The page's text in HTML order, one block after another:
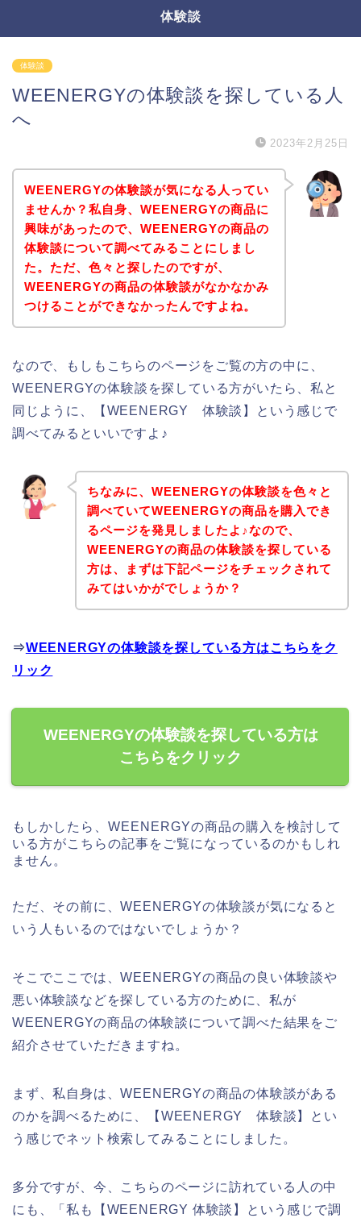
体験談
体験談
WEENERGYの体験談を探している人
へ
2023年2月25日
WEENERGYの体験談が気になる人ってい
ませんか？私自身、WEENERGYの商品に
興味があったので、WEENERGYの商品の
体験談について調べてみることにしまし
た。ただ、色々と探したのですが、
WEENERGYの商品の体験談がなかなかみ
つけることができなかったんですよね。
なので、もしもこちらのページをご覧の方の中に、
WEENERGYの体験談を探している方がいたら、私と
同じように、【WEENERGY 体験談】という感じで
調べてみるといいですよ♪
ちなみに、WEENERGYの体験談を色々と
調べていてWEENERGYの商品を購入でき
るページを発見しましたよ♪なので、
WEENERGYの商品の体験談を探している
方は、まずは下記ページをチェックされて
みてはいかがでしょうか？
⇒WEENERGYの体験談を探している方はこちらをク
リック
WEENERGYの体験談を探している方は
こちらをクリック
もしかしたら、WEENERGYの商品の購入を検討して
いる方がこちらの記事をご覧になっているのかもしれ
ません。
ただ、その前に、WEENERGYの体験談が気になると
いう人もいるのではないでしょうか？
そこでここでは、WEENERGYの商品の良い体験談や
悪い体験談などを探している方のために、私が
WEENERGYの商品の体験談について調べた結果をご
紹介させていただきますね。
まず、私自身は、WEENERGYの商品の体験談がある
のかを調べるために、【WEENERGY 体験談】とい
う感じでネット検索してみることにしました。
多分ですが、今、こちらのページに訪れている人の中
にも、「私も【WEENERGY 体験談】という感じで調